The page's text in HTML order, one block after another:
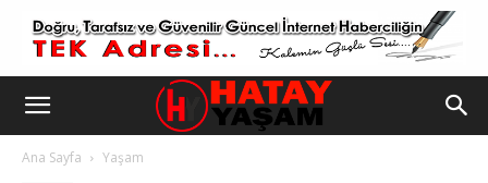
Ana Sayfa Yaşam